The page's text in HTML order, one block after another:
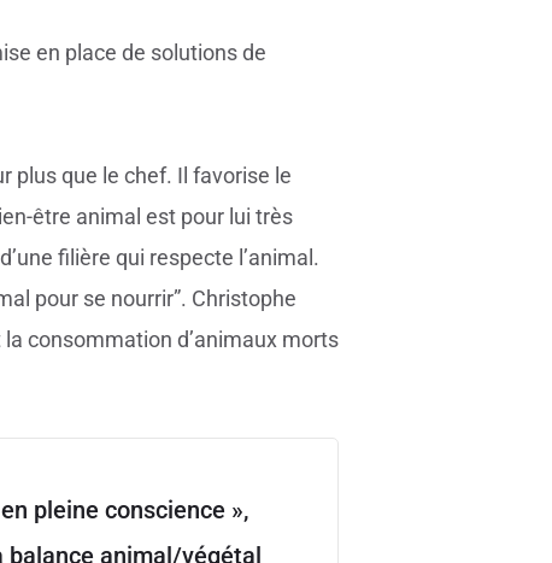
en place de solutions de
plus que le chef. Il favorise le
être animal est pour lui très
filière qui respecte l’animal.
pour se nourrir”. Christophe
consommation d’animaux morts
pleine conscience »,
balance animal/végétal